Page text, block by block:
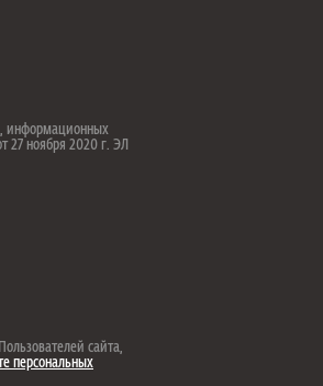
информационных
27 ноября 2020 г. ЭЛ
сайта,
персональных